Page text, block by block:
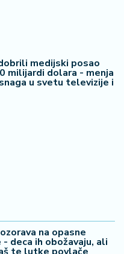
medijski posao
milijardi dolara - menja
u svetu televizije i
na opasne
deca ih obožavaju, ali